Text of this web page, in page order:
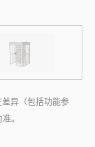
异（包括功能参
。